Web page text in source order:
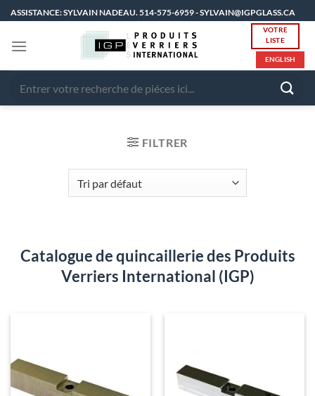
Passer
au
contenu
ASSISTANCE: SYLVAIN NADEAU. 514-575-6959 - SYLVAIN@IGPGLASS.CA
VOTRE
LISTE
ENGLISH
FILTRER
Catalogue de quincaillerie des Produits
Verriers International (IGP)